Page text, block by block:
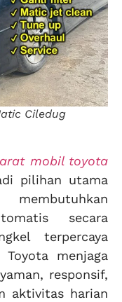
Ciledug
mobil toyota
pilihan utama
secara
terpercaya
menjaga
responsif,
aktivitas harian